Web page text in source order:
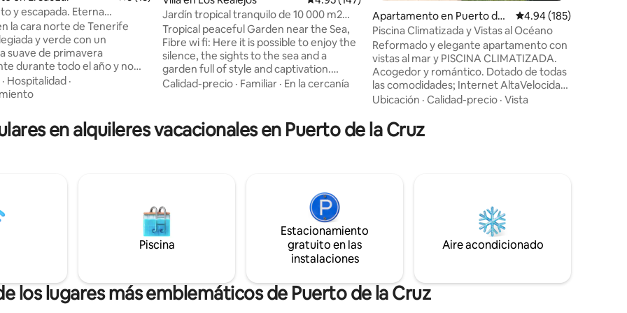
de 5, 44 reseñas
Tenerife.
de Tenerife
suave de primavera
durante todo el año y no
De tradición
platanera, aguacate y vino. En
planta baja de una casa
restaurada, con vistas al
· Hospitalidad ·
Jardín tropical tranquilo de 10 000 m2
cerca del mar
Tropical peaceful Garden near the Sea,
Fibre wi fi: Here it is possible to enjoy the
silence, the sights to the sea and a
garden full of style and captivation.
Probably the mostly cosy corner is its
sunny winter afternoons and the sunsets
during the rest of the year. Amazing pool
Calidad-precio · Familiar · En la cercanía
Apartamento en Puerto de l
a Cruz
Calificación promedio:
4.94 (185)
Piscina Climatizada y Vistas al Océano
Reformado y elegante apartamento con
vistas al mar y PISCINA CLIMATIZADA.
Acogedor y romántico. Dotado de todas
las comodidades; Internet AltaVelocidad,
Equipo de música, Televisión de 43",
bonito porche perfecto para disfrutar de
una velada a la luz de las velas, también
LIMPIEZA, HIGIENIZACIÓN Y CONFORT.
Ubicación · Calidad-precio · Vista
en alquileres vacacionales en Puerto de la Cruz
Piscina
Estacionamiento
gratuito en las
instalaciones
Aire acondicionado
los lugares más emblemáticos de Puerto de la Cruz